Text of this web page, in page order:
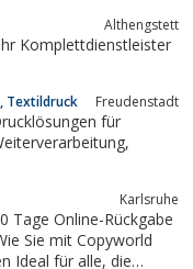
Althengstett
Komplettdienstleister
Textildruck Freudenstadt
für
Karlsruhe
Tage Online-Rückgabe
Sie mit Copyworld
für alle, die